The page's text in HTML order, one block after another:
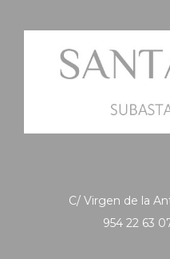
C/ Virgen de la
954 22 63